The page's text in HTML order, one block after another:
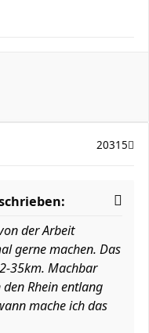
20315
der Arbeit
gerne machen. Das
35km. Machbar
Rhein entlang
mache ich das